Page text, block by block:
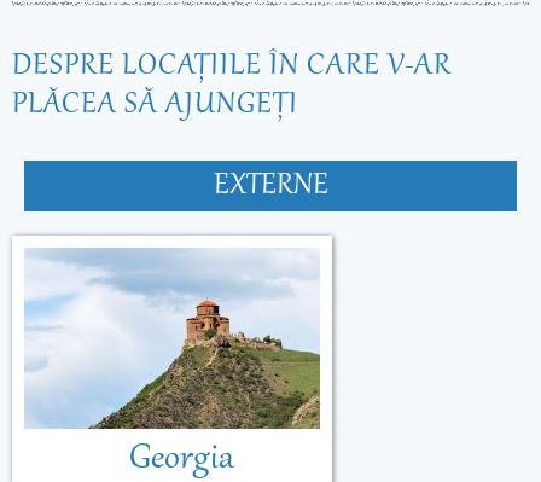
DESPRE LOCAŢIILE ÎN CARE V-AR
PLĂCEA SĂ AJUNGEŢI
EXTERNE
Georgia